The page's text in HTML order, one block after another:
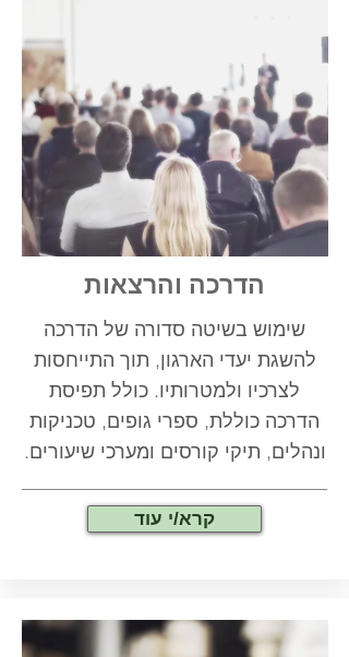
הדרכה והרצאות
שימוש בשיטה סדורה של הדרכה
להשגת יעדי הארגון, תוך התייחסות
לצרכיו ולמטרותיו. כולל תפיסת
הדרכה כוללת, ספרי גופים, טכניקות
ונהלים, תיקי קורסים ומערכי שיעורים.
קרא/י עוד